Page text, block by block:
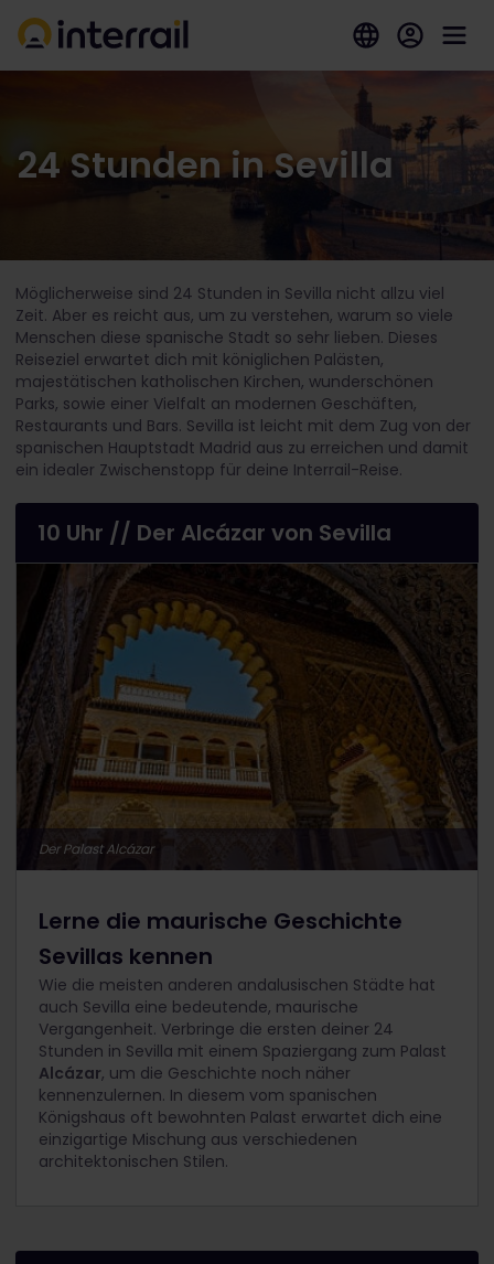
24 Stunden in Sevilla
Möglicherweise sind 24 Stunden in Sevilla nicht allzu viel
Zeit. Aber es reicht aus, um zu verstehen, warum so viele
Menschen diese spanische Stadt so sehr lieben. Dieses
Reiseziel erwartet dich mit königlichen Palästen,
majestätischen katholischen Kirchen, wunderschönen
Parks, sowie einer Vielfalt an modernen Geschäften,
Restaurants und Bars. Sevilla ist leicht mit dem Zug von der
spanischen Hauptstadt Madrid aus zu erreichen und damit
ein idealer Zwischenstopp für deine Interrail-Reise.
10 Uhr // Der Alcázar von Sevilla
Der Palast Alcázar
Lerne die maurische Geschichte
Sevillas kennen
Wie die meisten anderen andalusischen Städte hat
auch Sevilla eine bedeutende, maurische
Vergangenheit. Verbringe die ersten deiner 24
Stunden in Sevilla mit einem Spaziergang zum Palast
Alcázar, um die Geschichte noch näher
kennenzulernen. In diesem vom spanischen
Königshaus oft bewohnten Palast erwartet dich eine
einzigartige Mischung aus verschiedenen
architektonischen Stilen.